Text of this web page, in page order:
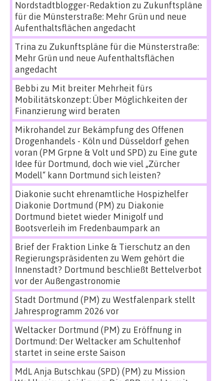
Nordstadtblogger-Redaktion zu Zukunftspläne
für die Münsterstraße: Mehr Grün und neue
Aufenthaltsflächen angedacht
Trina zu Zukunftspläne für die Münsterstraße:
Mehr Grün und neue Aufenthaltsflächen
angedacht
Bebbi zu Mit breiter Mehrheit fürs
Mobilitätskonzept: Über Möglichkeiten der
Finanzierung wird beraten
Mikrohandel zur Bekämpfung des Offenen
Drogenhandels - Köln und Düsseldorf gehen
voran (PM Grpne & Volt und SPD) zu Eine gute
Idee für Dortmund, doch wie viel „Zürcher
Modell“ kann Dortmund sich leisten?
Diakonie sucht ehrenamtliche Hospizhelfer
Diakonie Dortmund (PM) zu Diakonie
Dortmund bietet wieder Minigolf und
Bootsverleih im Fredenbaumpark an
Brief der Fraktion Linke & Tierschutz an den
Regierungspräsidenten zu Wem gehört die
Innenstadt? Dortmund beschließt Bettelverbot
vor der Außengastronomie
Stadt Dortmund (PM) zu Westfalenpark stellt
Jahresprogramm 2026 vor
Weltacker Dortmund (PM) zu Eröffnung in
Dortmund: Der Weltacker am Schultenhof
startet in seine erste Saison
MdL Anja Butschkau (SPD) (PM) zu Mission